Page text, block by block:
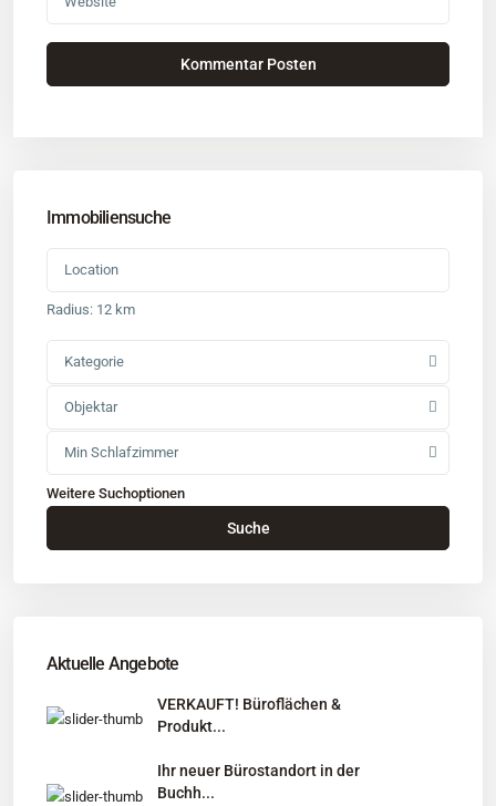
Immobiliensuche
Radius: 12 km
Kategorie
Objektar
Min Schlafzimmer
Weitere Suchoptionen
Suche
Aktuelle Angebote
VERKAUFT! Büroflächen &
Produkt...
Ihr neuer Bürostandort in der
Buchh...
Kontakt
: Buchholz in der Nordheide
Unternehmen